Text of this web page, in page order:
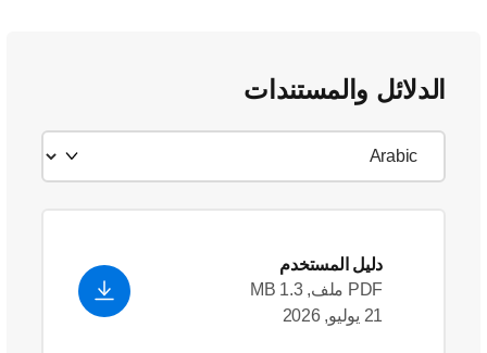
الدلائل والمستندات
دليل المستخدم
PDF ملف, 1.3 MB
21 يوليو, 2026